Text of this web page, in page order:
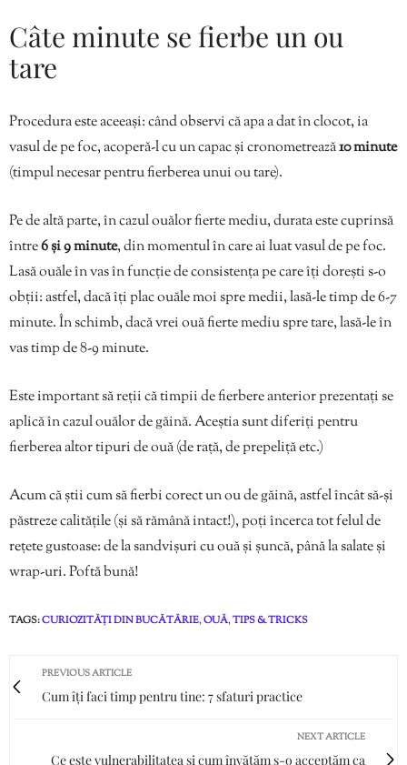
Câte minute se fierbe un ou
tare
Procedura este aceeași: când observi că apa a dat în clocot, ia
vasul de pe foc, acoperă-l cu un capac și cronometrează10 minute
(timpul necesar pentru fierberea unui ou tare).
Pe de altă parte, în cazul ouălor fierte mediu, durata este cuprinsă
între6 și 9 minute, din momentul în care ai luat vasul de pe foc.
Lasă ouăle în vas în funcție de consistența pe care îți dorești s-o
obții: astfel, dacă îți plac ouăle moi spre medii, lasă-le timp de 6-7
minute. În schimb, dacă vrei ouă fierte mediu spre tare, lasă-le în
vas timp de 8-9 minute.
Este important să reții că timpii de fierbere anterior prezentați se
aplică în cazul ouălor de găină. Aceștia sunt diferiți pentru
fierberea altor tipuri de ouă (de rață, de prepeliță etc.)
Acum că știi cum să fierbi corect un ou de găină, astfel încât să-și
păstreze calitățile (și să rămână intact!), poți încerca tot felul de
rețete gustoase: de la sandvișuri cu ouă și șuncă, până la salate și
wrap-uri. Poftă bună!
TAGS:CURIOZITĂȚI DIN BUCĂTĂRIE,OUĂ,TIPS & TRICKS
PREVIOUS ARTICLE
Cum îți faci timp pentru tine: 7 sfaturi practice
NEXT ARTICLE
Ce este vulnerabilitatea și cum învățăm s-o acceptăm ca